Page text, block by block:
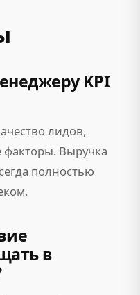
KPI
лидов,
факторы. Выручка
полностью
в